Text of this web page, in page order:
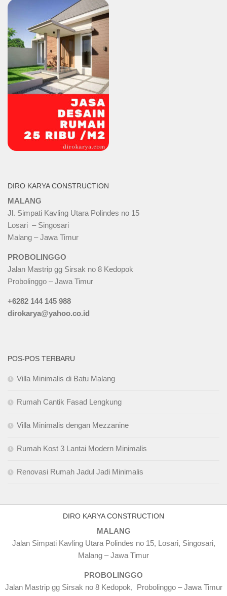
DIRO KARYA CONSTRUCTION
MALANG
Jl. Simpati Kavling Utara Polindes no 15
Losari – Singosari
Malang – Jawa Timur
PROBOLINGGO
Jalan Mastrip gg Sirsak no 8 Kedopok
Probolinggo – Jawa Timur
+6282 144 145 988
dirokarya@yahoo.co.id
POS-POS TERBARU
Villa Minimalis di Batu Malang
Rumah Cantik Fasad Lengkung
Villa Minimalis dengan Mezzanine
Rumah Kost 3 Lantai Modern Minimalis
Renovasi Rumah Jadul Jadi Minimalis
DIRO KARYA CONSTRUCTION
MALANG
Jalan Simpati Kavling Utara Polindes no 15, Losari, Singosari,
Malang – Jawa Timur
PROBOLINGGO
Jalan Mastrip gg Sirsak no 8 Kedopok, Probolinggo – Jawa Timur